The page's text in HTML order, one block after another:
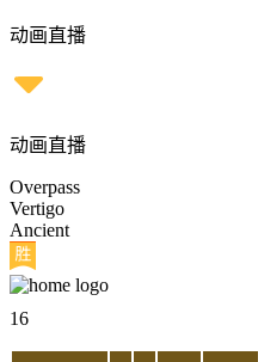
动画直播
动画直播
Overpass
Vertigo
Ancient
16